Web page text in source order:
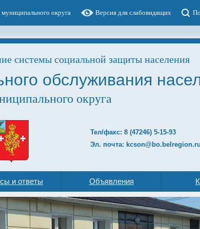
округа Версия для слабовидящих
системы социальной защиты населения
обслуживания
округа
Тел/факс: 8 (47246) 5-15-93
Эл. почта: kcson@bo.belregion.ru
и ответы Объявления